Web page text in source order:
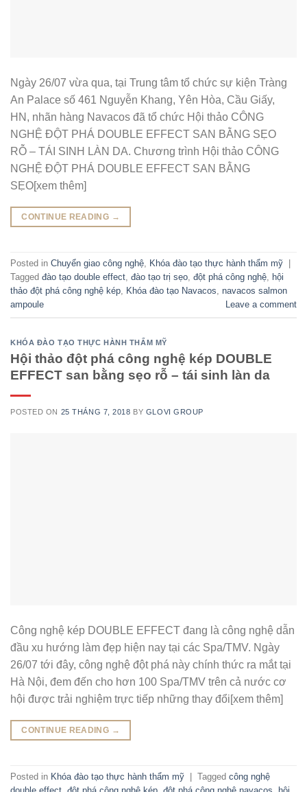
Ngày 26/07 vừa qua, tại Trung tâm tổ chức sự kiện Tràng
An Palace số 461 Nguyễn Khang, Yên Hòa, Cầu Giấy,
HN, nhãn hàng Navacos đã tổ chức Hội thảo CÔNG
NGHỆ ĐỘT PHÁ DOUBLE EFFECT SAN BẰNG SẸO
RỖ – TÁI SINH LÀN DA. Chương trình Hội thảo CÔNG
NGHỆ ĐỘT PHÁ DOUBLE EFFECT SAN BẰNG
SẸO[xem thêm]
CONTINUE READING →
Posted in Chuyển giao công nghệ, Khóa đào tạo thực hành thẩm mỹ
Tagged đào tạo double effect, đào tạo trị sẹo, đột phá công nghệ, hội
thảo đột phá công nghệ kép, Khóa đào tạo Navacos, navacos salmon
ampoule
Leave a comment
KHÓA ĐÀO TẠO THỰC HÀNH THẨM MỸ
Hội thảo đột phá công nghệ kép DOUBLE
EFFECT san bằng sẹo rỗ – tái sinh làn da
POSTED ON 25 THÁNG 7, 2018 BY GLOVI GROUP
Công nghệ kép DOUBLE EFFECT đang là công nghệ dẫn
đầu xu hướng làm đẹp hiện nay tại các Spa/TMV. Ngày
26/07 tới đây, công nghệ đột phá này chính thức ra mắt tại
Hà Nội, đem đến cho hơn 100 Spa/TMV trên cả nước cơ
hội được trải nghiệm trực tiếp những thay đổi[xem thêm]
CONTINUE READING →
Posted in Khóa đào tạo thực hành thẩm mỹ Tagged công nghệ